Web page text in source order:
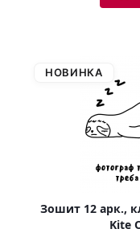
НОВИНКА
Зошит 12 арк.,
Kite